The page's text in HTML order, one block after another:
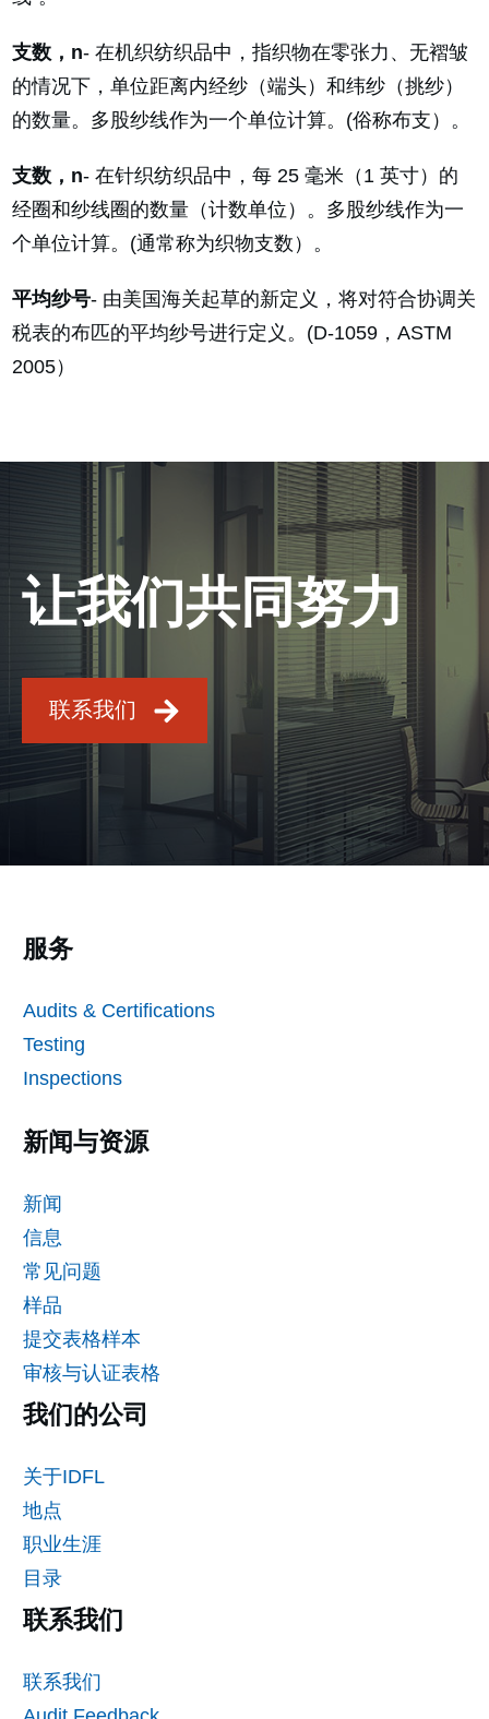
支数，n- 在机织纺织品中，指织物在零张力、无褶皱
的情况下，单位距离内经纱（端头）和纬纱（挑纱）
的数量。多股纱线作为一个单位计算。(俗称布支）。
支数，n- 在针织纺织品中，每 25 毫米（1 英寸）的
经圈和纱线圈的数量（计数单位）。多股纱线作为一
个单位计算。(通常称为织物支数）。
平均纱号- 由美国海关起草的新定义，将对符合协调关
税表的布匹的平均纱号进行定义。(D-1059，ASTM
2005）
让我们共同努力
联系我们
服务
Audits & Certifications
Testing
Inspections
新闻与资源
新闻
信息
常见问题
样品
提交表格样本
审核与认证表格
我们的公司
关于IDFL
地点
职业生涯
目录
联系我们
联系我们